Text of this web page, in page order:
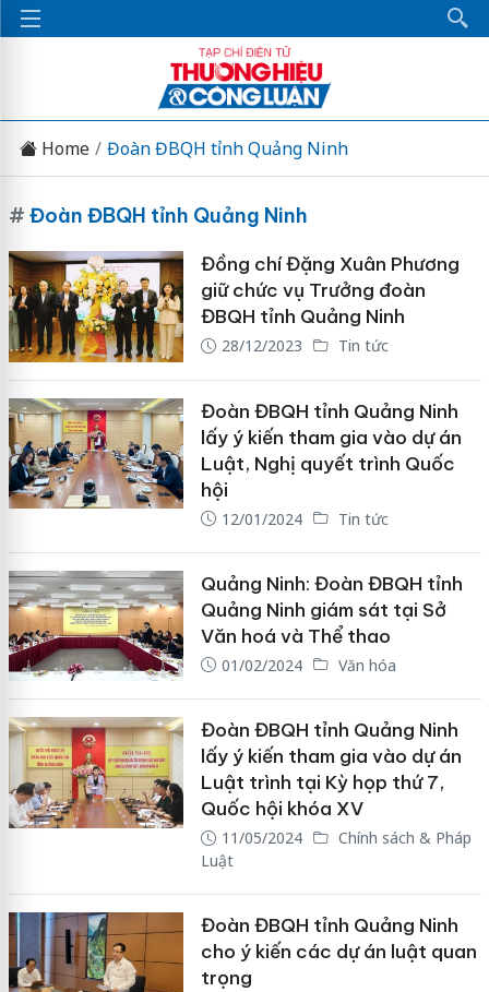
Home Đoàn ĐBQH tỉnh Quảng Ninh
# Đoàn ĐBQH tỉnh Quảng Ninh
Đồng chí Đặng Xuân Phương
giữ chức vụ Trưởng đoàn
ĐBQH tỉnh Quảng Ninh
28/12/2023 Tin tức
Đoàn ĐBQH tỉnh Quảng Ninh
lấy ý kiến tham gia vào dự án
Luật, Nghị quyết trình Quốc
hội
12/01/2024 Tin tức
Quảng Ninh: Đoàn ĐBQH tỉnh
Quảng Ninh giám sát tại Sở
Văn hoá và Thể thao
01/02/2024 Văn hóa
Đoàn ĐBQH tỉnh Quảng Ninh
lấy ý kiến tham gia vào dự án
Luật trình tại Kỳ họp thứ 7,
Quốc hội khóa XV
11/05/2024
Chính sách & Pháp
Luật
Đoàn ĐBQH tỉnh Quảng Ninh
cho ý kiến các dự án luật quan
trọng